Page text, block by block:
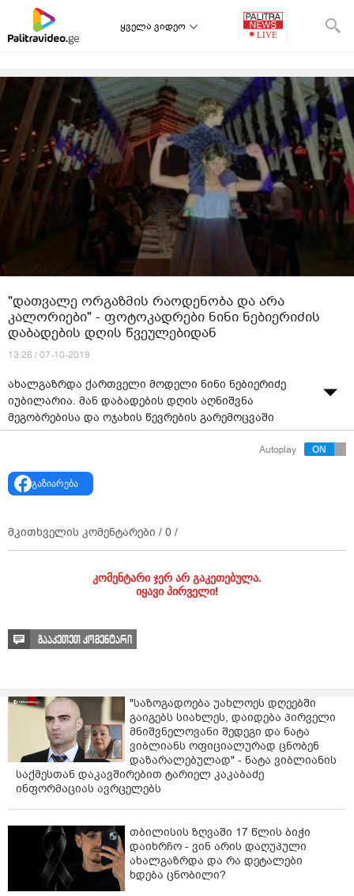
ყველა ვიდეო
"დათვალე ორგაზმის რაოდენობა და არა
კალორიები" - ფოტოკადრები ნინი ნებიერიძის
დაბადების დღის წვეულებიდან
13:26 / 07-10-2019
ახალგაზრდა ქართველი მოდელი ნინი ნებიერიძე
იუბილარია. მან დაბადების დღის აღნიშვნა
მეგობრებისა და ოჯახის წევრების გარემოცვაში
გადაწყვიტა.
ბიზნესმენი თემურ უგულავაა, რომელთანაც უკვე 5
წელია ქორწინებაში არის და ორ შვილს - გოგონას და
Autoplay
გაზიარება
მკითხველის კომენტარები / 0 /
კომენტარი ჯერ არ გაკეთებულა.
იყავი პირველი!
გააკეთეთ კომენტარი
"საზოგადოება უახლოეს დღეებში
გაიგებს სიახლეს, დაიდება პირველი
მნიშვნელოვანი შედეგი და ნატა
ვიბლიანს ოფიციალურად ცნობენ
დაზარალებულად" - ნატა ვიბლიანის
საქმესთან დაკავშირებით ტარიელ კაკაბაძე
ინფორმაციას ავრცელებს
თბილისის ზღვაში 17 წლის ბიჭი
დაიხრჩო - ვინ არის დაღუპული
ახალგაზრდა და რა დეტალები
ხდება ცნობილი?